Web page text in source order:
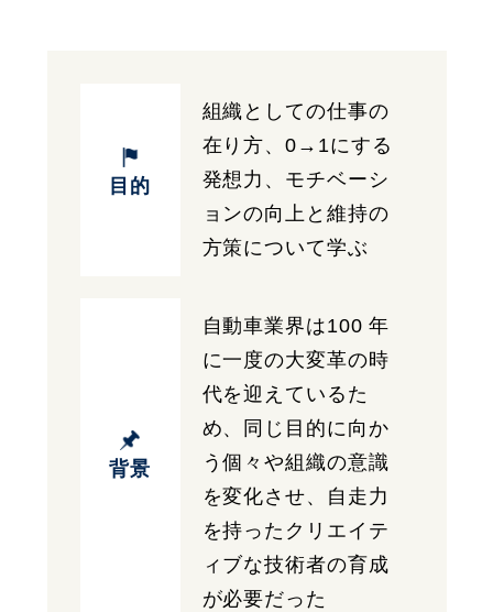
目的
組織としての仕事の
在り方、0→1にする
発想力、モチベーシ
ョンの向上と維持の
方策について学ぶ
背景
自動車業界は100 年
に一度の大変革の時
代を迎えているた
め、同じ目的に向か
う個々や組織の意識
を変化させ、自走力
を持ったクリエイテ
ィブな技術者の育成
が必要だった